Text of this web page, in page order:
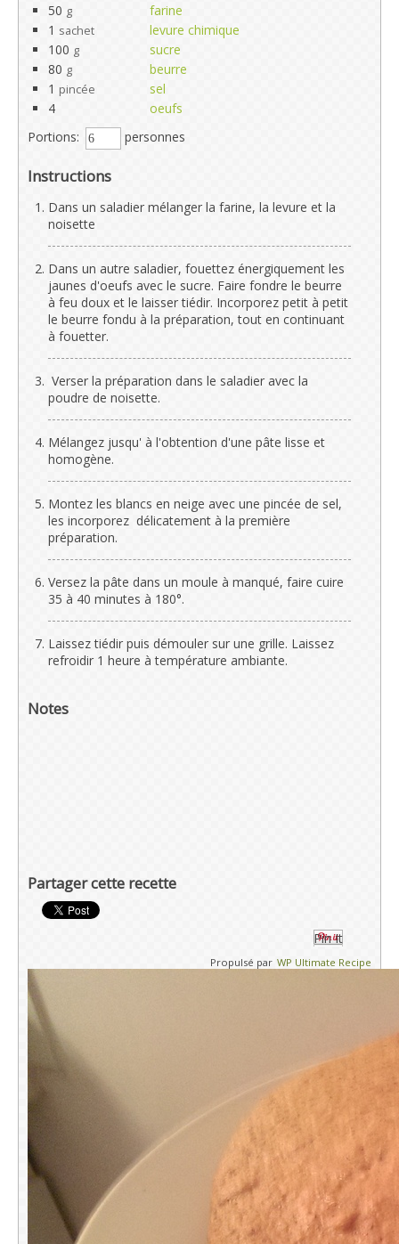
50 g
farine
1 sachet
levure chimique
100 g
sucre
80 g
beurre
1 pincée
sel
4
oeufs
Portions:
personnes
Instructions
Dans un saladier mélanger la farine, la levure et la
noisette
Dans un autre saladier, fouettez énergiquement les
jaunes d'oeufs avec le sucre. Faire fondre le beurre
à feu doux et le laisser tiédir. Incorporez petit à petit
le beurre fondu à la préparation, tout en continuant
à fouetter.
Verser la préparation dans le saladier avec la
poudre de noisette.
Mélangez jusqu' à l'obtention d'une pâte lisse et
homogène.
Montez les blancs en neige avec une pincée de sel,
les incorporez délicatement à la première
préparation.
Versez la pâte dans un moule à manqué, faire cuire
35 à 40 minutes à 180°.
Laissez tiédir puis démouler sur une grille. Laissez
refroidir 1 heure à température ambiante.
Notes
Partager cette recette
Pin It
Propulsé par WP Ultimate Recipe